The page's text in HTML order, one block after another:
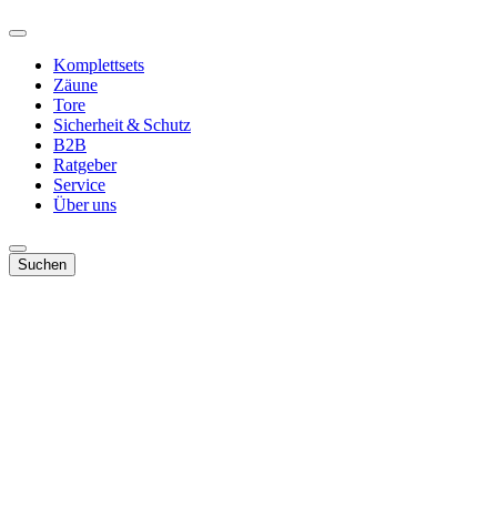
Komplettsets
Zäune
Tore
Sicherheit & Schutz
B2B
Ratgeber
Service
Über uns
Suchen